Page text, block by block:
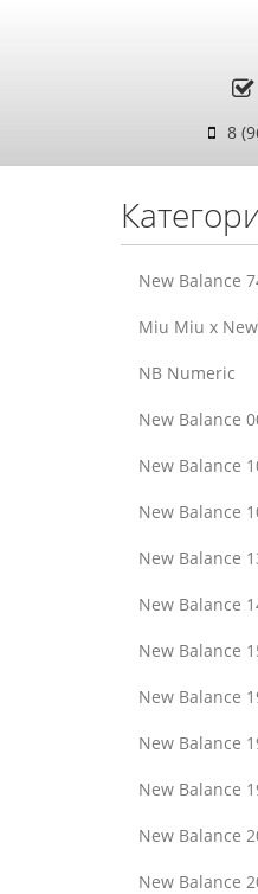
8
New Balance
Miu Miu x
NB Numeric
New Balance
New Balance
New Balance
New Balance
New Balance
New Balance
New Balance
New Balance
New Balance
New Balance
New Balance